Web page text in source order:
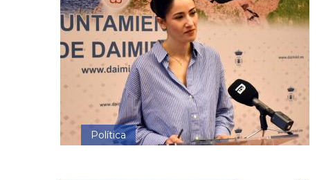
Política